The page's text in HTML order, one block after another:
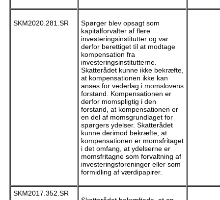
SKM2020.281.SR
Spørger blev opsagt som
kapitalforvalter af flere
investeringsinstitutter og var
derfor berettiget til at modtage
kompensation fra
investeringsinstitutterne.
Skatterådet kunne ikke bekræfte,
at kompensationen ikke kan
anses for vederlag i momslovens
forstand. Kompensationen er
derfor momspligtig i den
forstand, at kompensationen er
en del af momsgrundlaget for
spørgers ydelser. Skatterådet
kunne derimod bekræfte, at
kompensationen er momsfritaget
i det omfang, at ydelserne er
momsfritagne som forvaltning af
investeringsforeninger eller som
formidling af værdipapirer.
SKM2017.352.SR